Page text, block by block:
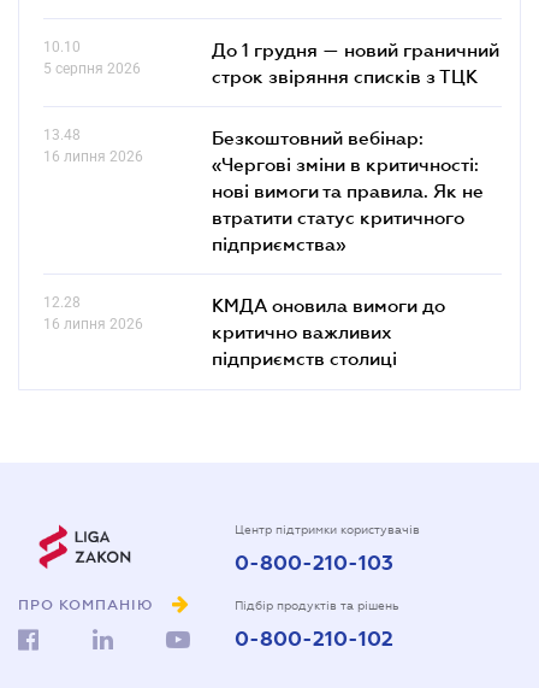
10.10
5 серпня 2026
До 1 грудня — новий граничний
строк звіряння списків з ТЦК
13.48
16 липня 2026
Безкоштовний вебінар:
«Чергові зміни в критичності:
нові вимоги та правила. Як не
втратити статус критичного
підприємства»
12.28
16 липня 2026
КМДА оновила вимоги до
критично важливих
підприємств столиці
ПРО КОМПАНІЮ
Центр підтримки користувачів
0-800-210-103
Підбір продуктів та рішень
0-800-210-102